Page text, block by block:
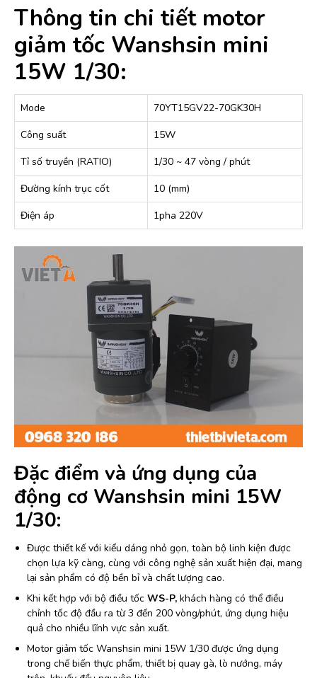
Thông tin chi tiết motor
giảm tốc Wanshsin mini
15W 1/30:
Mode
70YT15GV22-70GK30H
Công suất
15W
Tỉ số truyền (RATIO)
1/30 ~ 47 vòng / phút
Đường kính trục cốt
10 (mm)
Điện áp
1pha 220V
Đặc điểm và ứng dụng của
động cơ Wanshsin mini 15W
1/30:
Được thiết kế với kiểu dáng nhỏ gọn, toàn bộ linh kiện được
chọn lựa kỹ càng, cùng với công nghệ sản xuất hiện đại, mang
lại sản phẩm có độ bền bỉ và chất lượng cao.
Khi kết hợp với bộ điều tốc WS-P, khách hàng có thể điều
chỉnh tốc độ đầu ra từ 3 đến 200 vòng/phút, ứng dụng hiệu
quả cho nhiều lĩnh vực sản xuất.
Motor giảm tốc Wanshsin mini 15W 1/30 được ứng dụng
trong chế biến thực phẩm, thiết bị quay gà, lò nướng, máy